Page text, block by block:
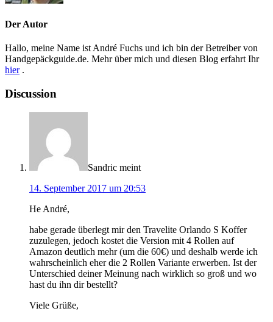
Der Autor
Hallo, meine Name ist André Fuchs und ich bin der Betreiber von
Handgepäckguide.de. Mehr über mich und diesen Blog erfahrt Ihr
hier.
Discussion
Sandric meint
14. September 2017 um 20:53
He André,
habe gerade überlegt mir den Travelite Orlando S Koffer
zuzulegen, jedoch kostet die Version mit 4 Rollen auf
Amazon deutlich mehr (um die 60€) und deshalb werde ich
wahrscheinlich eher die 2 Rollen Variante erwerben. Ist der
Unterschied deiner Meinung nach wirklich so groß und wo
hast du ihn dir bestellt?
Viele Grüße,